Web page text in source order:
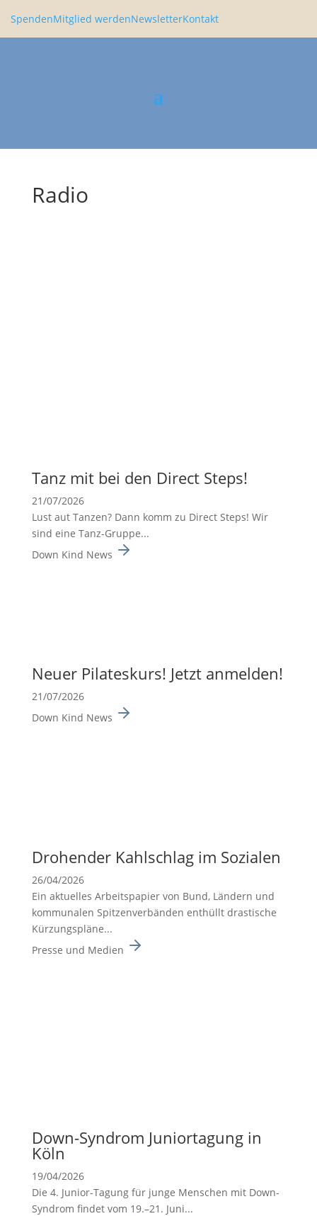
SpendenMitglied werdenNewsletterKontakt
Radio
Tanz mit bei den Direct Steps!
21/07/2026
Lust aut Tanzen? Dann komm zu Direct Steps! Wir
sind eine Tanz-Gruppe...
Down Kind News
Neuer Pilates­kurs! Jetzt anmelden!
21/07/2026
Down Kind News
Drohender Kahlschlag im Sozialen
26/04/2026
Ein aktuelles Arbeits­pa­pier von Bund, Ländern und
kommu­nalen Spitzen­ver­bänden enthüllt drasti­sche
Kürzungs­pläne...
Presse und Medien
Down-Syndrom Junior­ta­gung in
Köln
19/04/2026
Die 4. Junior-Tagung für junge Menschen mit Down-
Syndrom findet vom 19.–21. Juni...